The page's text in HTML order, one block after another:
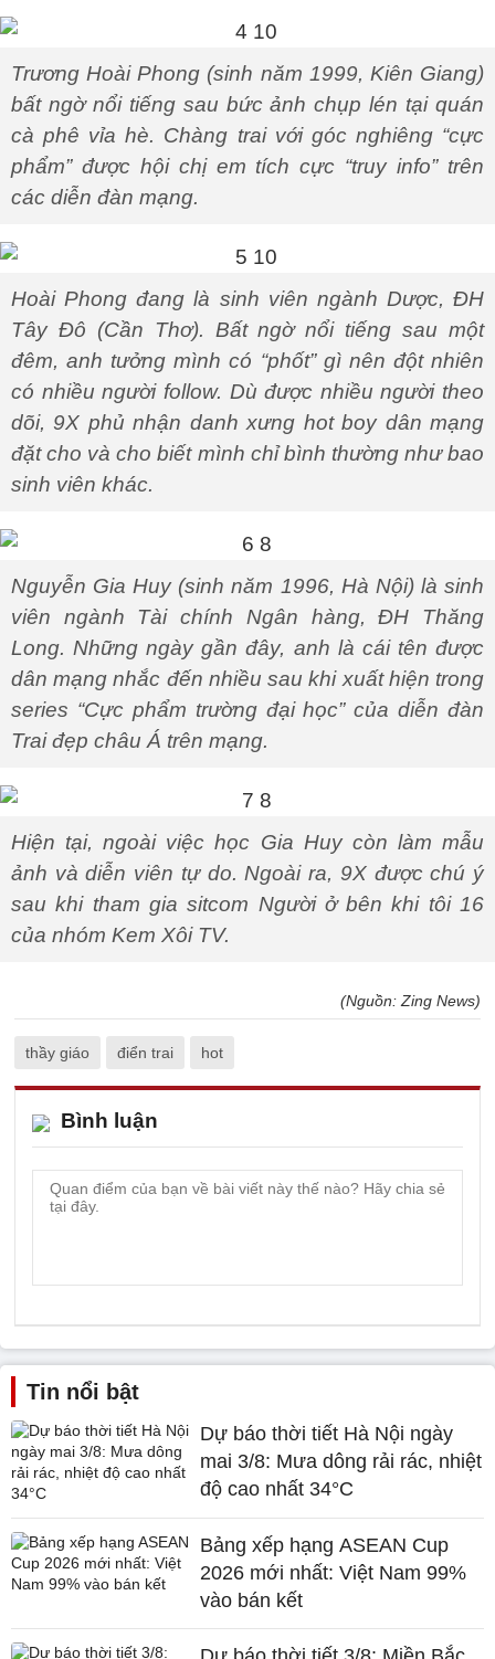
Trương Hoài Phong (sinh năm 1999, Kiên Giang)
bất ngờ nổi tiếng sau bức ảnh chụp lén tại quán
cà phê vỉa hè. Chàng trai với góc nghiêng “cực
phẩm” được hội chị em tích cực “truy info” trên
các diễn đàn mạng.
Hoài Phong đang là sinh viên ngành Dược, ĐH
Tây Đô (Cần Thơ). Bất ngờ nổi tiếng sau một
đêm, anh tưởng mình có “phốt” gì nên đột nhiên
có nhiều người follow. Dù được nhiều người theo
dõi, 9X phủ nhận danh xưng hot boy dân mạng
đặt cho và cho biết mình chỉ bình thường như bao
sinh viên khác.
Nguyễn Gia Huy (sinh năm 1996, Hà Nội) là sinh
viên ngành Tài chính Ngân hàng, ĐH Thăng
Long. Những ngày gần đây, anh là cái tên được
dân mạng nhắc đến nhiều sau khi xuất hiện trong
series “Cực phẩm trường đại học” của diễn đàn
Trai đẹp châu Á trên mạng.
Hiện tại, ngoài việc học Gia Huy còn làm mẫu
ảnh và diễn viên tự do. Ngoài ra, 9X được chú ý
sau khi tham gia sitcom Người ở bên khi tôi 16
của nhóm Kem Xôi TV.
(Nguồn: Zing News)
thầy giáo điển trai hot
Bình luận
Tin nổi bật
Dự báo thời tiết Hà Nội ngày
mai 3/8: Mưa dông rải rác, nhiệt
độ cao nhất 34°C
Bảng xếp hạng ASEAN Cup
2026 mới nhất: Việt Nam 99%
vào bán kết